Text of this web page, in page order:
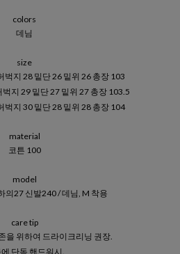
colors
데님
size
벅지 28 밑단 26 밑위 26 총장 103
지 29 밑단 27 밑위 27 총장 103.5
벅지 30 밑단 28 밑위 28 총장 104
material
코튼 100
model
의27 신발240 / 데님, M 착용
care tip
을 위하여 드라이크리닝 권장.
단독 핸드워시.